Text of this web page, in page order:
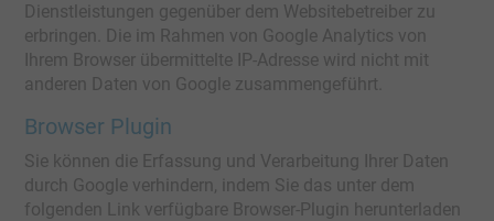
Dienstleistungen gegenüber dem Websitebetreiber zu
erbringen. Die im Rahmen von Google Analytics von
Ihrem Browser übermittelte IP-Adresse wird nicht mit
anderen Daten von Google zusammengeführt.
Browser Plugin
Sie können die Erfassung und Verarbeitung Ihrer Daten
durch Google verhindern, indem Sie das unter dem
folgenden Link verfügbare Browser-Plugin herunterladen